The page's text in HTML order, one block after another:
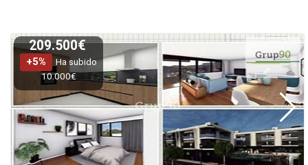
209.500€
+5%
Ha subido
10.000€